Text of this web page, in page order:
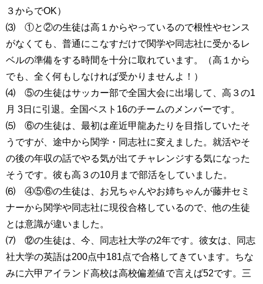
３からでOK）
⑶ ①と②の生徒は高１からやっているので根性やセンス
がなくても、普通にこなすだけで関学や同志社に受かるレ
ベルの準備をする時間を十分に取れています。（高１から
でも、全く何もしなければ受かりませんよ！）
⑷ ⑤の生徒はサッカー部で全国大会に出場して、高３の1
月 3日に引退。全国ベスト16のチームのメンバーです。
⑸ ⑥の生徒は、最初は産近甲龍あたりを目指していたそ
うですが、途中から関学・同志社に変えました。就活やそ
の後の年収の話でやる気が出てチャレンジする気になった
そうです。彼も高３の10月まで部活をしていました。
⑹ ④⑤⑥の生徒は、お兄ちゃんやお姉ちゃんが藤井セミ
ナーから関学や同志社に現役合格しているので、他の生徒
とは意識が違いました。
⑺ ⑫の生徒は、今、同志社大学の2年です。彼女は、同志
社大学の英語は200点中181点で合格してきています。ちな
みに六甲アイランド高校は高校偏差値で言えば52です。三